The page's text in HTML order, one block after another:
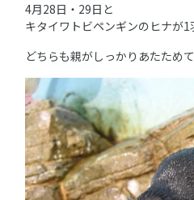
4月28日・29日と
キタイワトビペンギンのヒナが1
どちらも親がしっかりあたため